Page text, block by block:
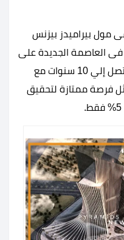
مول بيراميدز بيزنس
فى العاصمة الجديدة على
أطول فترات سداد مُمكنة والتي تصل إلي 10 سنوات مع
فرصة ممتازة لتحقيق